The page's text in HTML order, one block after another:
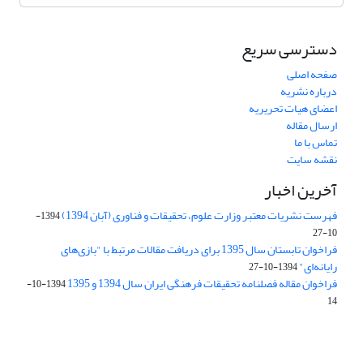
دسترسی سریع
صفحه اصلی
درباره نشریه
اعضای هیات تحریریه
ارسال مقاله
تماس با ما
نقشه سایت
آخرین اخبار
فهرست نشریات معتبر وزارت علوم، تحقیقات و فناوری (آبان 1394)
1394-
10-27
فراخوان تابستان سال 1395 برای دریافت مقالات مرتبط با "بازی‌های
رایانه‌ای"1394-10-27
فراخوان مقاله فصلنامه تحقیقات فرهنگی ایران سال 1394 و 1395
1394-10-
14